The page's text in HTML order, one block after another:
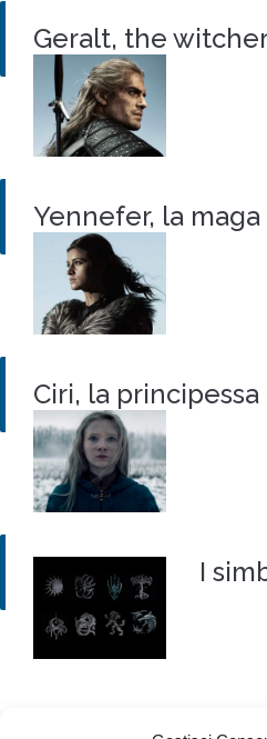
Geralt, the
Yennefer, la maga
Ciri, la principessa
I
A me pare